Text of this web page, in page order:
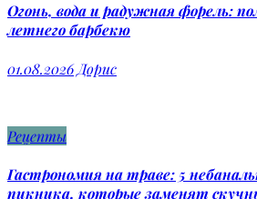
Огонь, вода и радужная форель:
летнего барбекю
01.08.2026 Дорис
Рецепты
Гастрономия на траве: 5
пикника, которые заменят